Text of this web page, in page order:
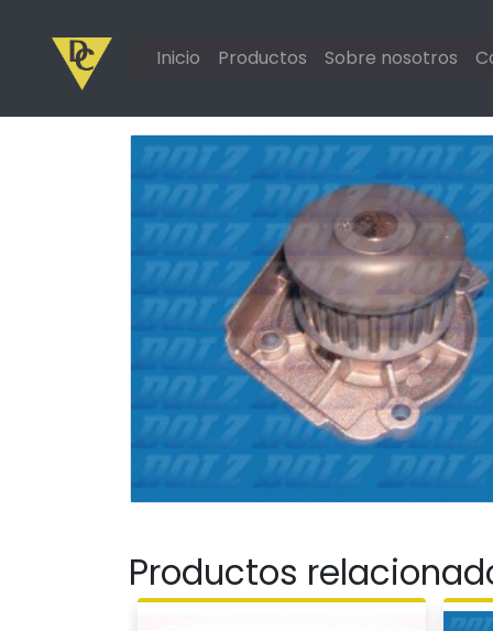
Inicio Productos Sobre nosotros
Productos